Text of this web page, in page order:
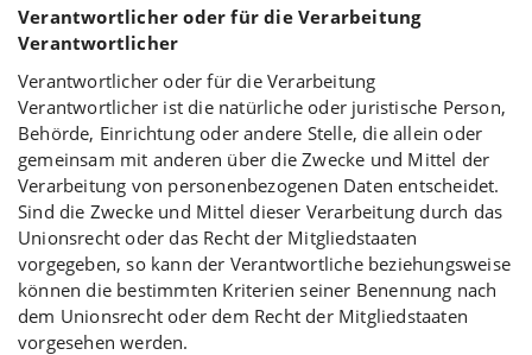
Verantwortlicher oder für die Verarbeitung
Verantwortlicher
Verantwortlicher oder für die Verarbeitung
Verantwortlicher ist die natürliche oder juristische Person,
Behörde, Einrichtung oder andere Stelle, die allein oder
gemeinsam mit anderen über die Zwecke und Mittel der
Verarbeitung von personenbezogenen Daten entscheidet.
Sind die Zwecke und Mittel dieser Verarbeitung durch das
Unionsrecht oder das Recht der Mitgliedstaaten
vorgegeben, so kann der Verantwortliche beziehungsweise
können die bestimmten Kriterien seiner Benennung nach
dem Unionsrecht oder dem Recht der Mitgliedstaaten
vorgesehen werden.